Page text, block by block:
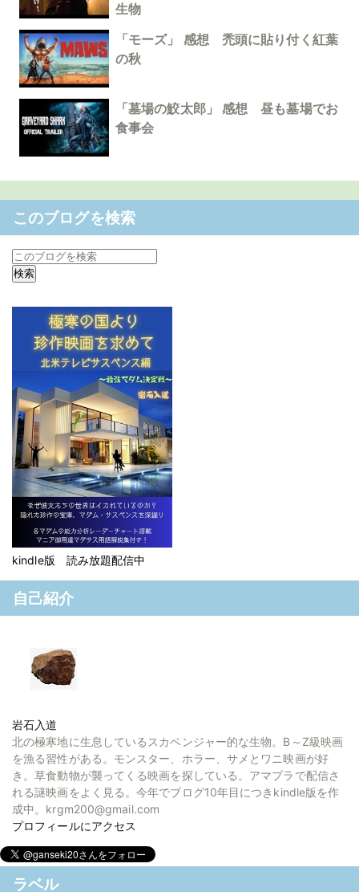
生物
「モーズ」 感想 禿頭に貼り付く紅葉
の秋
「墓場の鮫太郎」 感想 昼も墓場でお
食事会
このブログを検索
kindle版 読み放題配信中
自己紹介
岩石入道
北の極寒地に生息しているスカベンジャー的な生物。B～Z級映画
を漁る習性がある。モンスター、ホラー、サメとワニ映画が好
き。草食動物が襲ってくる映画を探している。アマプラで配信さ
れる謎映画をよく見る。今年でブログ10年目につきkindle版を作
成中。krgm200@gmail.com
プロフィールにアクセス
ラベル